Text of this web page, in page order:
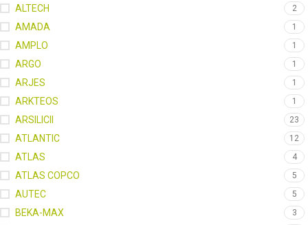
ALTECH 2
AMADA 1
AMPLO 1
ARGO 1
ARJES 1
ARKTEOS 1
ARSILICII 23
ATLANTIC 12
ATLAS 4
ATLAS COPCO 5
AUTEC 5
BEKA-MAX 3